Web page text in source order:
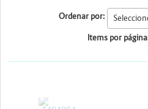
Licenciamiento y
Gaming
Ordenar por:
Items por
Bright